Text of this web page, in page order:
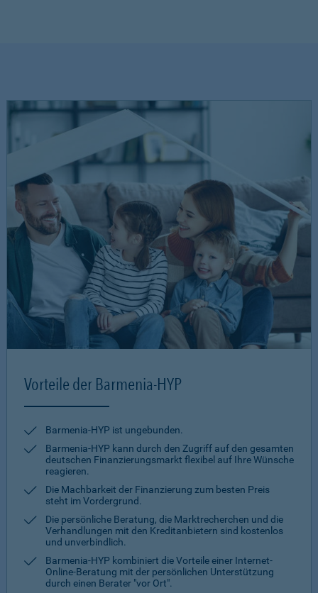
Vorteile der Barmenia-HYP
Barmenia-HYP ist ungebunden.
Barmenia-HYP kann durch den Zugriff auf den gesamten
deutschen Finanzierungsmarkt flexibel auf Ihre Wünsche
reagieren.
Die Machbarkeit der Finanzierung zum besten Preis
steht im Vordergrund.
Die persönliche Beratung, die Marktrecherchen und die
Verhandlungen mit den Kreditanbietern sind kostenlos
und unverbindlich.
Barmenia-HYP kombiniert die Vorteile einer Internet-
Online-Beratung mit der persönlichen Unterstützung
durch einen Berater "vor Ort".